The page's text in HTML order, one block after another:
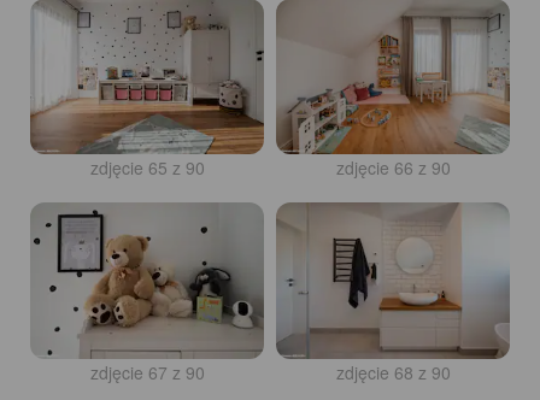
zdjęcie 65 z 90 zdjęcie 66 z 90
zdjęcie 67 z 90 zdjęcie 68 z 90